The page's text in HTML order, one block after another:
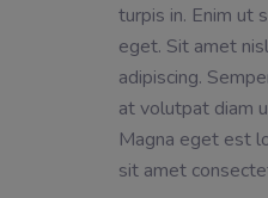
turpis in. Enim ut
eget. Sit amet
adipiscing.
at volutpat diam
Magna eget est
sit amet